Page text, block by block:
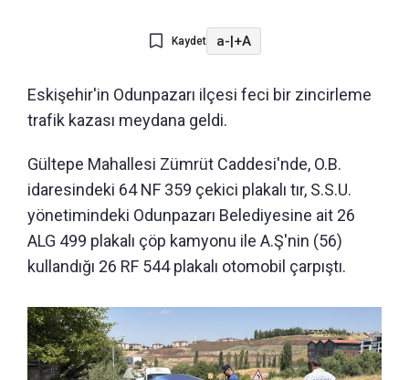
Kaydet a-|+A
Eskişehir'in Odunpazarı ilçesi feci bir zincirleme
trafik kazası meydana geldi.
Gültepe Mahallesi Zümrüt Caddesi'nde, O.B.
idaresindeki 64 NF 359 çekici plakalı tır, S.S.U.
yönetimindeki Odunpazarı Belediyesine ait 26
ALG 499 plakalı çöp kamyonu ile A.Ş'nin (56)
kullandığı 26 RF 544 plakalı otomobil çarpıştı.